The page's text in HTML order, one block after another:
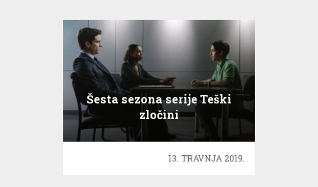
Šesta sezona serije Teški
zločini
13. TRAVNJA 2019.